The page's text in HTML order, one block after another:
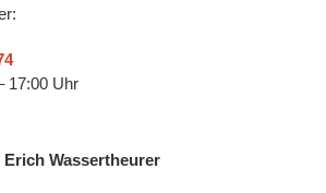
17:00 Uhr
Erich Wassertheurer